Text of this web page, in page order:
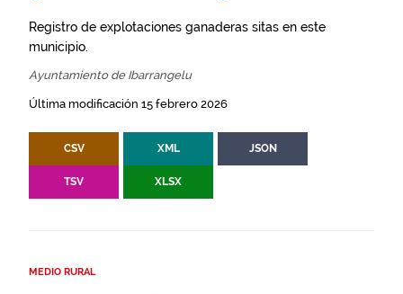
Registro de explotaciones ganaderas sitas en este
municipio.
Ayuntamiento de Ibarrangelu
Última modificación 15 febrero 2026
CSV XML JSON
TSV XLSX
MEDIO RURAL